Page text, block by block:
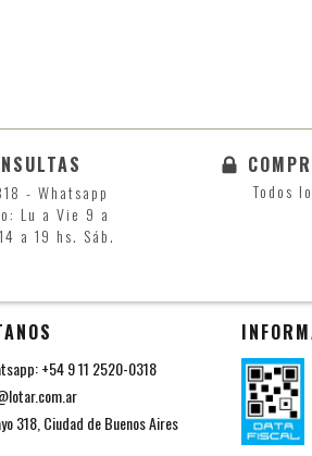
- Whatsapp
Lu a Vie 9 a
a 19 hs. Sáb.
Todos
+54 9 11 2520-0318
318, Ciudad de Buenos Aires